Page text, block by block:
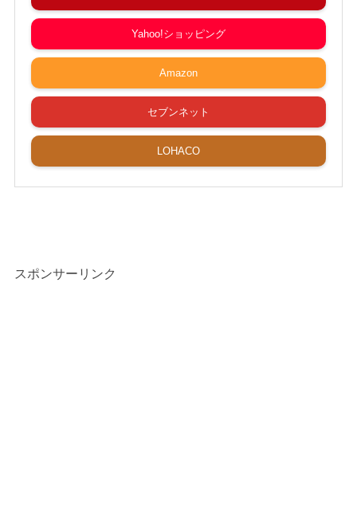
Yahoo!ショッピング
Amazon
セブンネット
LOHACO
スポンサーリンク